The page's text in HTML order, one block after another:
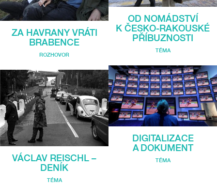
ZA HAVRANY VRÁTI
BRABENCE
ROZHOVOR
VÁCLAV REISCHL –
DENÍK
TÉMA
OD NOMÁDSTVÍ
K ČESKO-RAKOUSKÉ
PŘÍBUZNOSTI
TÉMA
DIGITALIZACE
A DOKUMENT
TÉMA